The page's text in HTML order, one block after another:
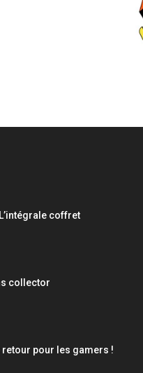
coffret
collector
retour pour les gamers !